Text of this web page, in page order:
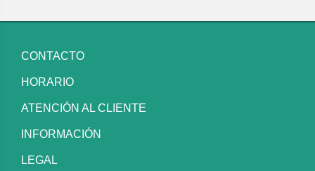
CONTACTO
HORARIO
ATENCIÓN AL CLIENTE
INFORMACIÓN
LEGAL